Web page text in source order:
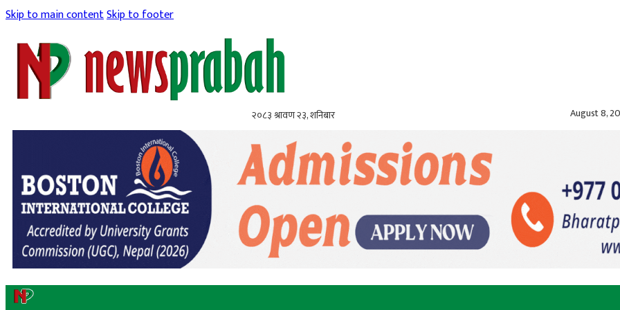
Skip to main contentSkip to footer
२०८३ श्रावण २३, शनिबार August 8,